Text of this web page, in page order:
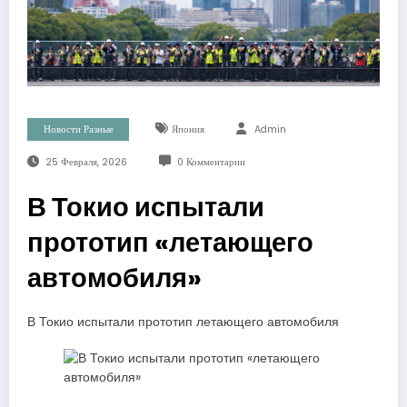
Новости Разные Япония Admin
25 Февраля, 2026 0 Комментарии
В Токио испытали
прототип «летающего
автомобиля»
В Токио испытали прототип летающего автомобиля